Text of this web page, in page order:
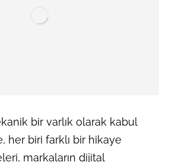
bir varlık olarak kabul
her biri farklı bir hikaye
markaların dijital